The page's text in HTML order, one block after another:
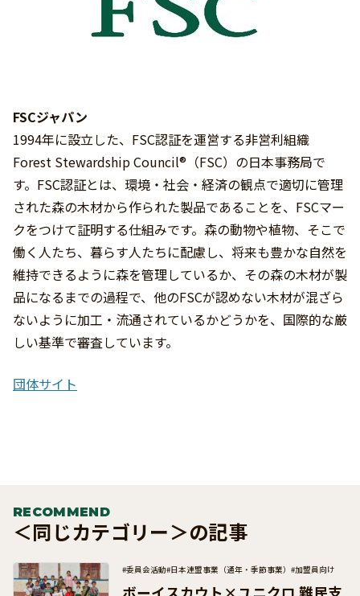
FSCジャパン
1994年に設立した、FSC認証を運営する非営利組織
Forest Stewardship Council®（FSC）の日本事務局で
す。FSC認証とは、環境・社会・経済の観点で適切に管理
された森の木材から作られた製品であることを、FSCマー
クをつけて証明する仕組みです。森の動物や植物、そこで
働く人たち、暮らす人たちに配慮し、将来も豊かな自然を
維持できるように森を管理しているか、その森の木材が製
品になるまでの過程で、他のFSCが認めない木材が混ざら
ないように加工・流通されているかどうかを、国際的な厳
しい基準で審査しています。
団体サイト
RECOMMEND
＜同じカテゴリー＞の記事
#委員会活動#日本連盟事業（通年・季節事業） #加盟員向け